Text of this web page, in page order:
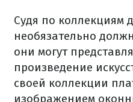
Судя по коллекциям
необязательно
они могут
произведение
своей коллекции
изображением